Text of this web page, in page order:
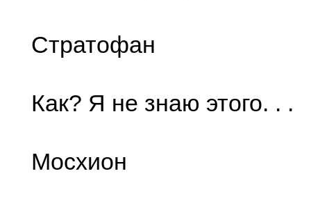
Стратофан
Как? Я не знаю этого. . .
Мосхион